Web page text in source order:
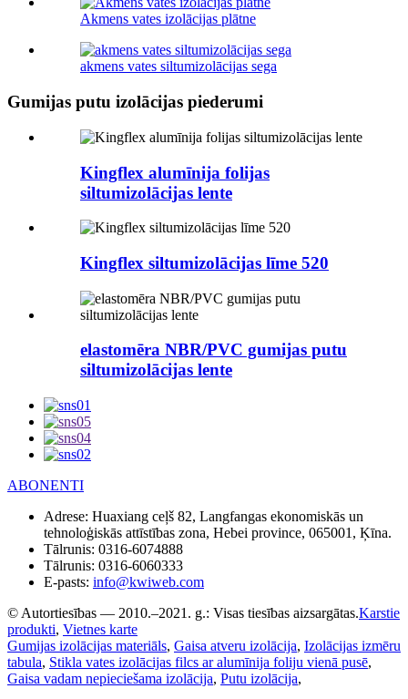
Akmens vates izolācijas plātne
akmens vates siltumizolācijas sega
Gumijas putu izolācijas piederumi
Kingflex alumīnija folijas
siltumizolācijas lente
Kingflex siltumizolācijas līme 520
elastomēra NBR/PVC gumijas putu
siltumizolācijas lente
ABONENTI
Adrese: Huaxiang ceļš 82, Langfangas ekonomiskās un
tehnoloģiskās attīstības zona, Hebei province, 065001, Ķīna.
Tālrunis: 0316-6074888
Tālrunis: 0316-6060333
E-pasts: info@kwiweb.com
© Autortiesības — 2010.–2021. g.: Visas tiesības aizsargātas.Karstie
produkti, Vietnes karte
Gumijas izolācijas materiāls, Gaisa atveru izolācija, Izolācijas izmēru
tabula, Stikla vates izolācijas filcs ar alumīnija foliju vienā pusē,
Gaisa vadam nepieciešama izolācija, Putu izolācija,